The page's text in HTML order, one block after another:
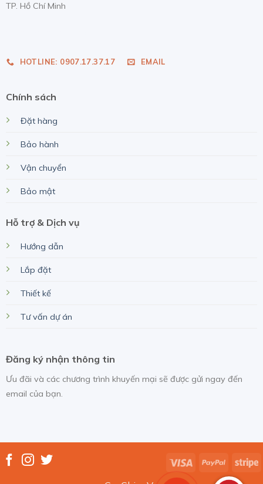
TP. Hồ Chí Minh
HOTLINE: 0907.17.37.17 EMAIL
Chính sách
Đặt hàng
Bảo hành
Vận chuyển
Bảo mật
Hỗ trợ & Dịch vụ
Hướng dẫn
Lắp đặt
Thiết kế
Tư vấn dự án
Đăng ký nhận thông tin
Ưu đãi và các chương trình khuyến mại sẽ được gửi ngay đến
email của bạn.